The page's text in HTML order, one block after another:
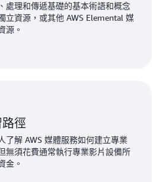
處理和傳遞基礎的基本術語和概念
立資源，或其他 AWS Elemental 媒
源。
徑
了解 AWS 媒體服務如何建立專業
無須花費通常執行專業影片設備所
金。